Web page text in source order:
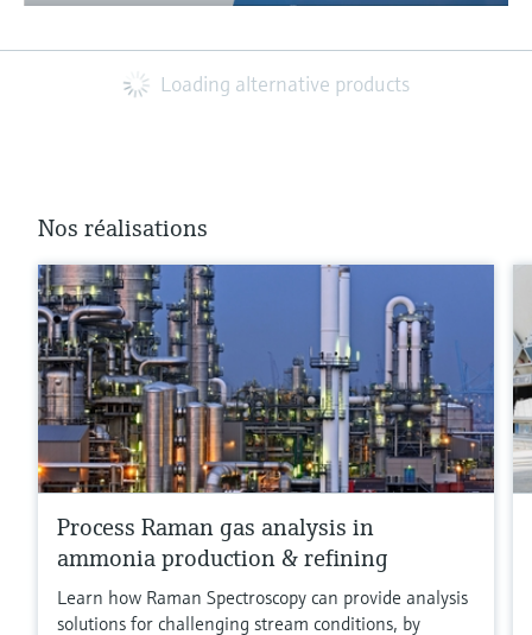
Loading alternative products
Nos réalisations
Process Raman gas analysis in
ammonia production & refining
Learn how Raman Spectroscopy can provide analysis
solutions for challenging stream conditions, by